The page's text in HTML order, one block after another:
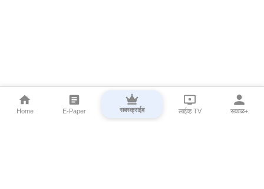
Home E-Paper सबस्क्राईब लाईव्ह TV सकाळ+